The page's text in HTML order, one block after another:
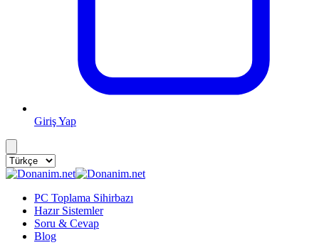
Giriş Yap
PC Toplama Sihirbazı
Hazır Sistemler
Soru & Cevap
Blog